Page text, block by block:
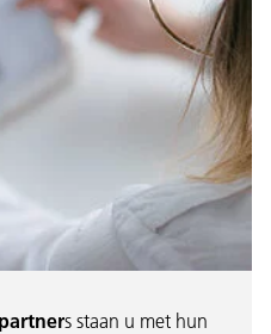
s staan u met hun